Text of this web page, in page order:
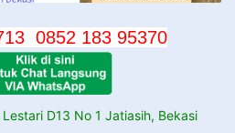
0852 183 95370
D13 No 1 Jatiasih, Bekasi